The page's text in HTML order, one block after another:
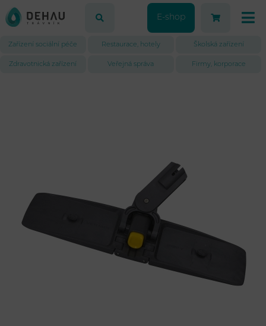
E-shop
Zařízení sociální péče Restaurace, hotely Školská zařízení
Zdravotnická zařízení Veřejná správa Firmy, korporace